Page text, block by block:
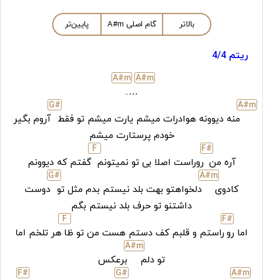
بالاتر گام اصلی A#m پایین‌تر
ریتم 4/4
A#m
…..
A#m
A#m
منه دیوونه هوادرات میشم یارت میشم تو فقط
G#
آروم بگیر
خودم پرستارت میشم
آره من
F#
روراست اصلا بی تو نمیتونم
F
گفتم که دیوونم
کادوی
A#m
دلخواهتو بهت بلد نیستم بدم مثل تو
G#
دوست
داشتنو تو حرف بلد نیستم بگم
اما رو
F#
راستم و قلبم کف دستم هست من تو ظا
F
هر تلخم اما
تو دلم
A#m
برعکس
A#m
G#
F#